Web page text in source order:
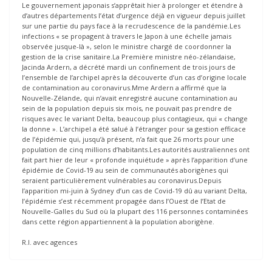
Le gouvernement japonais s’apprêtait hier à prolonger et étendre à
d’autres départements l’état d’urgence déjà en vigueur depuis juillet
sur une partie du pays face à la recrudescence de la pandémie.Les
infections « se propagent à travers le Japon à une échelle jamais
observée jusque-là », selon le ministre chargé de coordonner la
gestion de la crise sanitaire.La Première ministre néo-zélandaise,
Jacinda Ardern, a décrété mardi un confinement de trois jours de
l’ensemble de l’archipel après la découverte d’un cas d’origine locale
de contamination au coronavirus.Mme Ardern a affirmé que la
Nouvelle-Zélande, qui n’avait enregistré aucune contamination au
sein de la population depuis six mois, ne pouvait pas prendre de
risques avec le variant Delta, beaucoup plus contagieux, qui « change
la donne ». L’archipel a été salué à l’étranger pour sa gestion efficace
de l’épidémie qui, jusqu’à présent, n’a fait que 26 morts pour une
population de cinq millions d’habitants.Les autorités australiennes ont
fait part hier de leur « profonde inquiétude » après l’apparition d’une
épidémie de Covid-19 au sein de communautés aborigènes qui
seraient particulièrement vulnérables au coronavirus.Depuis
l’apparition mi-juin à Sydney d’un cas de Covid-19 dû au variant Delta,
l’épidémie s’est récemment propagée dans l’Ouest de l’Etat de
Nouvelle-Galles du Sud où la plupart des 116 personnes contaminées
dans cette région appartiennent à la population aborigène.
R.I. avec agences